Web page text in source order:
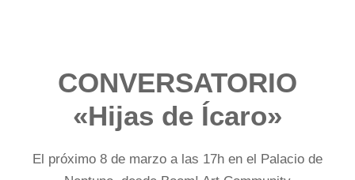
CONVERSATORIO
«Hijas de Ícaro»
El próximo 8 de marzo a las 17h en el Palacio de